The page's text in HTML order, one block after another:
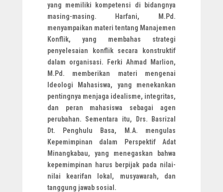
yang memiliki kompetensi di bidangnya
masing-masing. Harfani, M.Pd.
menyampaikan materi tentang Manajemen
Konflik, yang membahas strategi
penyelesaian konflik secara konstruktif
dalam organisasi. Ferki Ahmad Marlion,
M.Pd. memberikan materi mengenai
Ideologi Mahasiswa, yang menekankan
pentingnya menjaga idealisme, integritas,
dan peran mahasiswa sebagai agen
perubahan. Sementara itu, Drs. Basrizal
Dt. Penghulu Basa, M.A. mengulas
Kepemimpinan dalam Perspektif Adat
Minangkabau, yang menegaskan bahwa
kepemimpinan harus berpijak pada nilai-
nilai kearifan lokal, musyawarah, dan
tanggung jawab sosial.